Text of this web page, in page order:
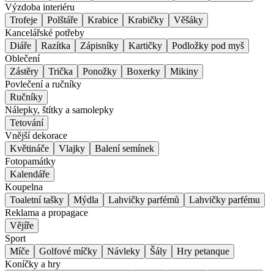
Výzdoba interiéru
Trofeje
Polštáře Krabice Krabičky
Věšáky
Kancelářské potřeby
Diáře
Razítka Zápisníky Kartičky
Podložky pod myš
Oblečení
Zástěry
Trička Ponožky Boxerky
Mikiny
Povlečení a ručníky
Ručníky
Nálepky, štítky a samolepky
Tetování
Vnější dekorace
Květináče
Vlajky
Balení semínek
Fotopamátky
Kalendáře
Koupelna
Toaletní tašky
Mýdla Lahvičky parfémů
Lahvičky parfému
Reklama a propagace
Vějíře
Sport
Míče
Golfové míčky Návleky Šály
Hry petanque
Koníčky a hry